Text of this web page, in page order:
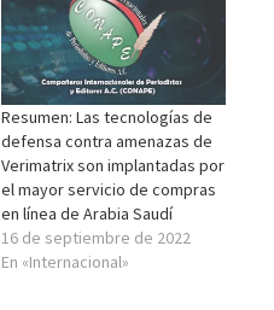
Resumen: Las tecnologías de
defensa contra amenazas de
Verimatrix son implantadas por
el mayor servicio de compras
en línea de Arabia Saudí
16 de septiembre de 2022
En «Internacional»